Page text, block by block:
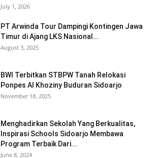
July 1, 2026
PT Arwinda Tour Dampingi Kontingen Jawa
Timur di Ajang LKS Nasional...
August 3, 2025
BWI Terbitkan STBPW Tanah Relokasi
Ponpes Al Khoziny Buduran Sidoarjo
November 18, 2025
Menghadirkan Sekolah Yang Berkualitas,
Inspirasi Schools Sidoarjo Membawa
Program Terbaik Dari...
June 8, 2024